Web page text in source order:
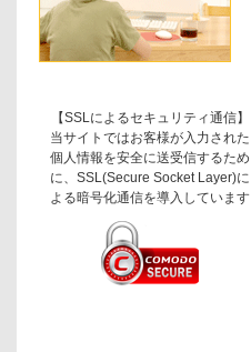
【SSLによるセキュリティ通信】
当サイトではお客様が入力された
個人情報を安全に送受信するため
に、SSL(Secure Socket Layer)に
よる暗号化通信を導入しています